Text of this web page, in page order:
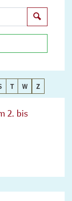
T W Z
2. bis